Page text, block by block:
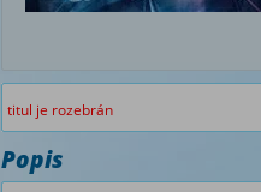
titul je rozebrán
Popis